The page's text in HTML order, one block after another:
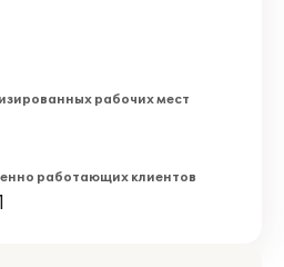
рабочих мест
работающих клиентов